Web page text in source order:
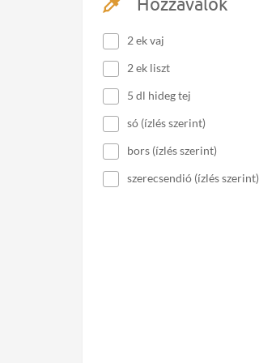
2 ek vaj
2 ek liszt
5 dl hideg tej
só (ízlés szerint)
bors (ízlés szerint)
szerecsendió (ízlés szerint)